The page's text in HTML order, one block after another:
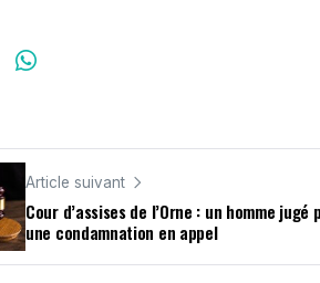
Article suivant
Cour d’assises de l’Orne : un homme jugé
une condamnation en appel